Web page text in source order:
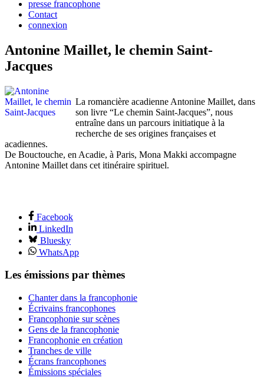
presse francophone
Contact
connexion
Antonine Maillet, le chemin Saint-
Jacques
La romancière acadienne Antonine Maillet, dans
son livre “Le chemin Saint-Jacques”, nous
entraîne dans un parcours initiatique à la
recherche de ses origines françaises et
acadiennes.
De Bouctouche, en Acadie, à Paris, Mona Makki accompagne
Antonine Maillet dans cet itinéraire spirituel.
Facebook
LinkedIn
Bluesky
WhatsApp
Les émissions par thèmes
Chanter dans la francophonie
Écrivains francophones
Francophonie sur scènes
Gens de la francophonie
Francophonie en création
Tranches de ville
Écrans francophones
Émissions spéciales